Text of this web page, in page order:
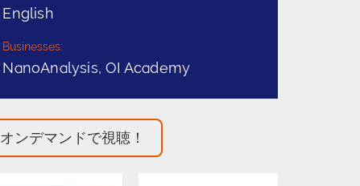
English
Businesses:
NanoAnalysis, OI Academy
オンデマンドで視聴！